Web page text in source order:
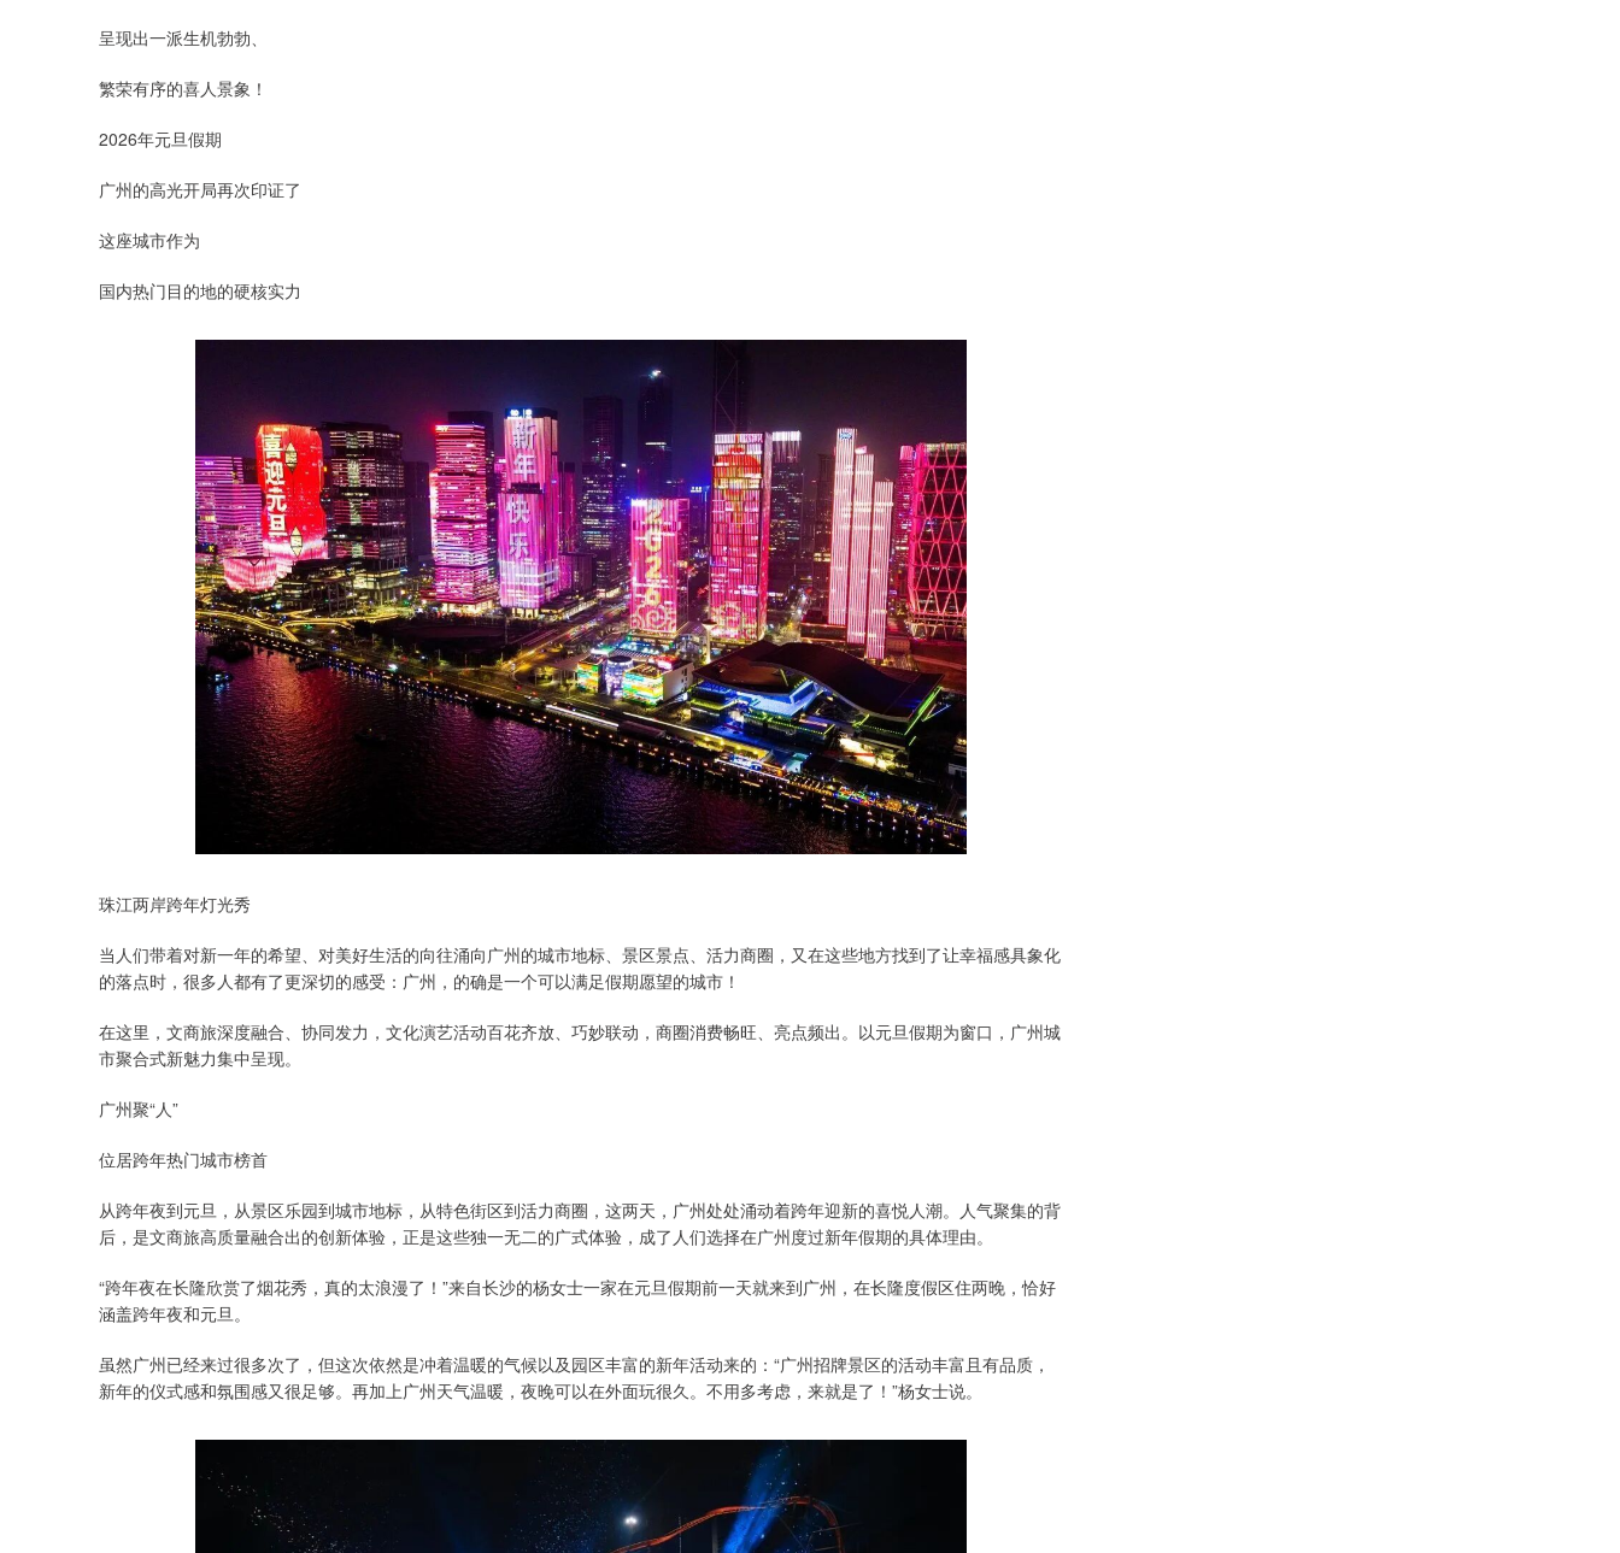
呈现出一派生机勃勃、
繁荣有序的喜人景象！
2026年元旦假期
广州的高光开局再次印证了
这座城市作为
国内热门目的地的硬核实力
珠江两岸跨年灯光秀
当人们带着对新一年的希望、对美好生活的向往涌向广州的城市地标、景区景点、活力商圈，又在这些地方找到了让幸福感具象化
的落点时，很多人都有了更深切的感受：广州，的确是一个可以满足假期愿望的城市！
在这里，文商旅深度融合、协同发力，文化演艺活动百花齐放、巧妙联动，商圈消费畅旺、亮点频出。以元旦假期为窗口，广州城
市聚合式新魅力集中呈现。
广州聚“人”
位居跨年热门城市榜首
从跨年夜到元旦，从景区乐园到城市地标，从特色街区到活力商圈，这两天，广州处处涌动着跨年迎新的喜悦人潮。人气聚集的背
后，是文商旅高质量融合出的创新体验，正是这些独一无二的广式体验，成了人们选择在广州度过新年假期的具体理由。
“跨年夜在长隆欣赏了烟花秀，真的太浪漫了！”来自长沙的杨女士一家在元旦假期前一天就来到广州，在长隆度假区住两晚，恰好
涵盖跨年夜和元旦。
虽然广州已经来过很多次了，但这次依然是冲着温暖的气候以及园区丰富的新年活动来的：“广州招牌景区的活动丰富且有品质，
新年的仪式感和氛围感又很足够。再加上广州天气温暖，夜晚可以在外面玩很久。不用多考虑，来就是了！”杨女士说。